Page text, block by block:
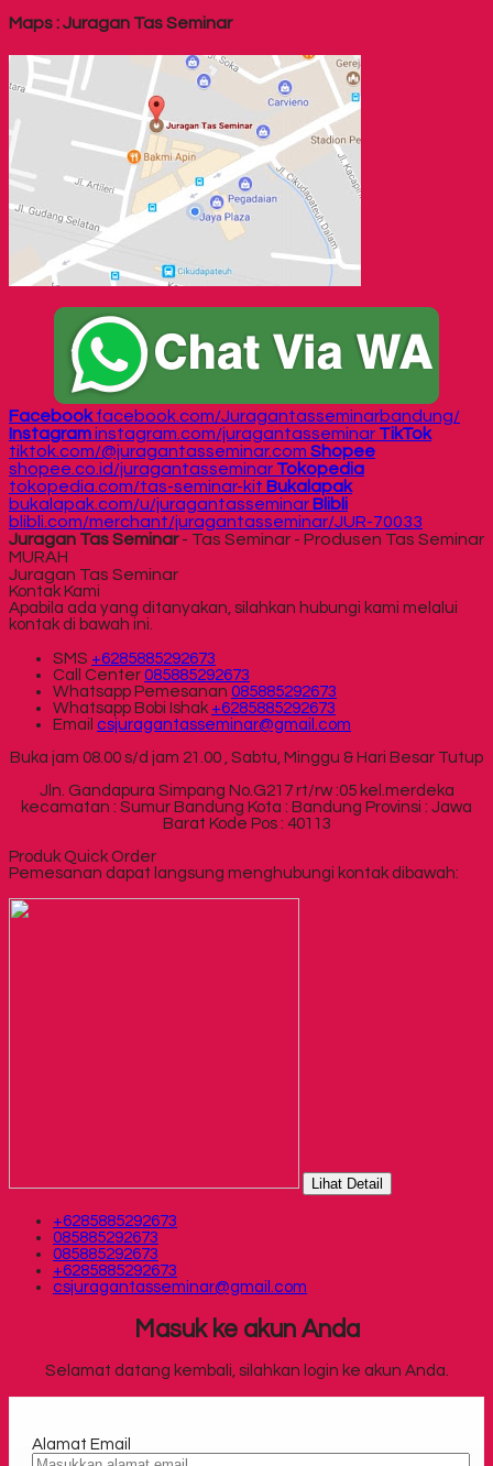
Maps : Juragan Tas Seminar
Facebook facebook.com/Juragantasseminarbandung/
Instagraminstagram.com/juragantasseminar TikTok
tiktok.com/@juragantasseminar.com Shopee
shopee.co.id/juragantasseminar Tokopedia
tokopedia.com/tas-seminar-kit Bukalapak
bukalapak.com/u/juragantasseminar Blibli
blibli.com/merchant/juragantasseminar/JUR-70033
Juragan Tas Seminar- Tas Seminar - Produsen Tas Seminar
MURAH
Juragan Tas Seminar
Kontak Kami
Apabila ada yang ditanyakan, silahkan hubungi kami melalui
kontak di bawah ini.
SMS +6285885292673
Call Center 085885292673
Whatsapp Pemesanan 085885292673
Whatsapp Bobi Ishak +6285885292673
Email csjuragantasseminar@gmail.com
Buka jam 08.00 s/d jam 21.00 , Sabtu, Minggu & Hari Besar Tutup
Jln. Gandapura Simpang No.G217 rt/rw :05 kel.merdeka
kecamatan : Sumur Bandung Kota : Bandung Provinsi : Jawa
Barat Kode Pos : 40113
Produk Quick Order
Pemesanan dapat langsung menghubungi kontak dibawah:
Lihat Detail
+6285885292673
085885292673
085885292673
+6285885292673
csjuragantasseminar@gmail.com
Masuk ke akun Anda
Selamat datang kembali, silahkan login ke akun Anda.
Alamat Email